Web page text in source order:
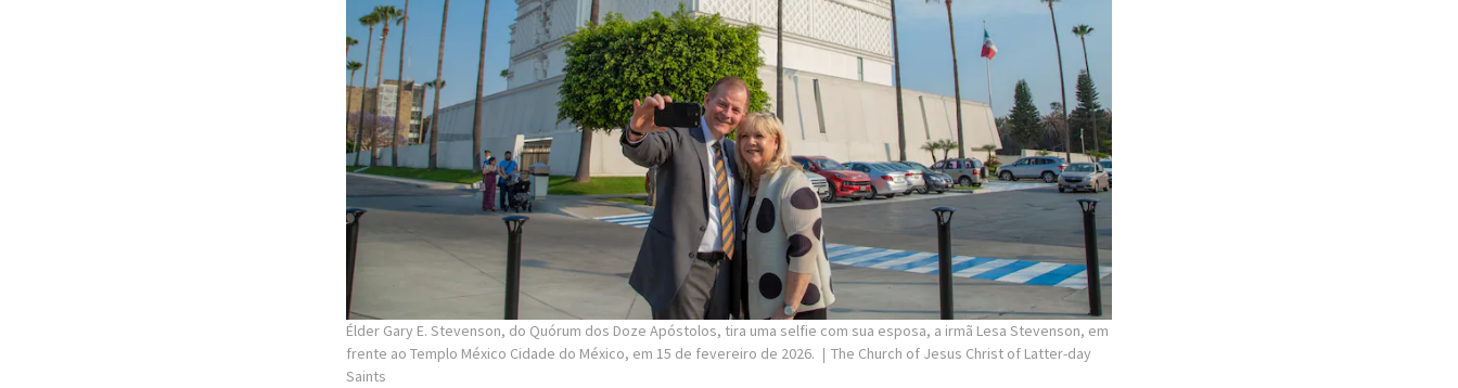
Élder Gary E. Stevenson, do Quórum dos Doze Apóstolos, tira uma selfie com sua esposa, a irmã Lesa Stevenson, em
frente ao Templo México Cidade do México, em 15 de fevereiro de 2026.
The Church of Jesus Christ of Latter-day
Saints